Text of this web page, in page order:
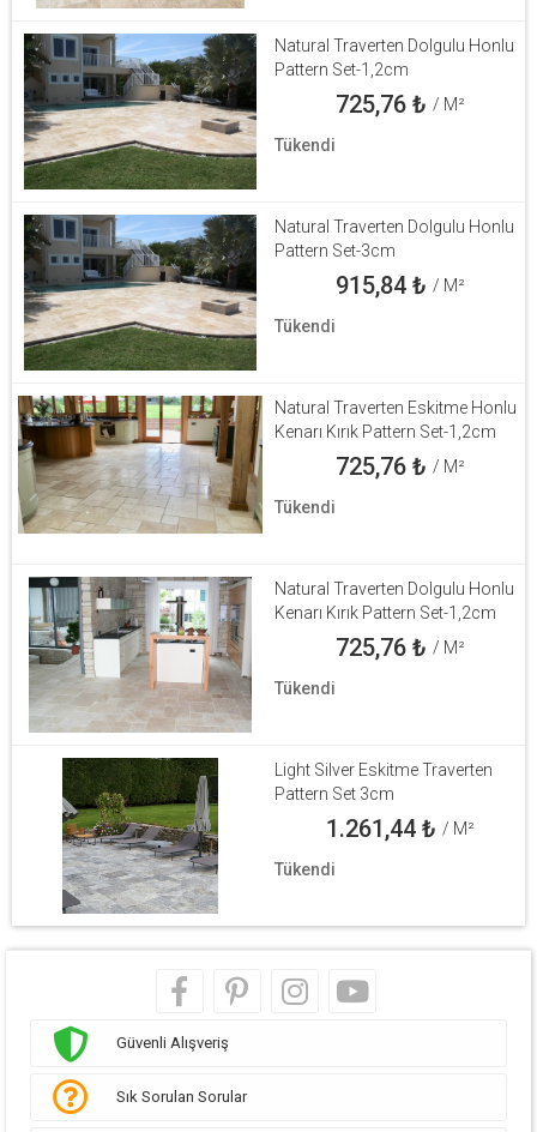
Natural Traverten Dolgulu Honlu
Pattern Set-1,2cm
725,76₺ / M²
Tükendi
Natural Traverten Dolgulu Honlu
Pattern Set-3cm
915,84₺ / M²
Tükendi
Natural Traverten Eskitme Honlu
Kenarı Kırık Pattern Set-1,2cm
725,76₺ / M²
Tükendi
Natural Traverten Dolgulu Honlu
Kenarı Kırık Pattern Set-1,2cm
725,76₺ / M²
Tükendi
Light Silver Eskitme Traverten
Pattern Set 3cm
1.261,44₺ / M²
Tükendi
Güvenli Alışveriş
Sık Sorulan Sorular